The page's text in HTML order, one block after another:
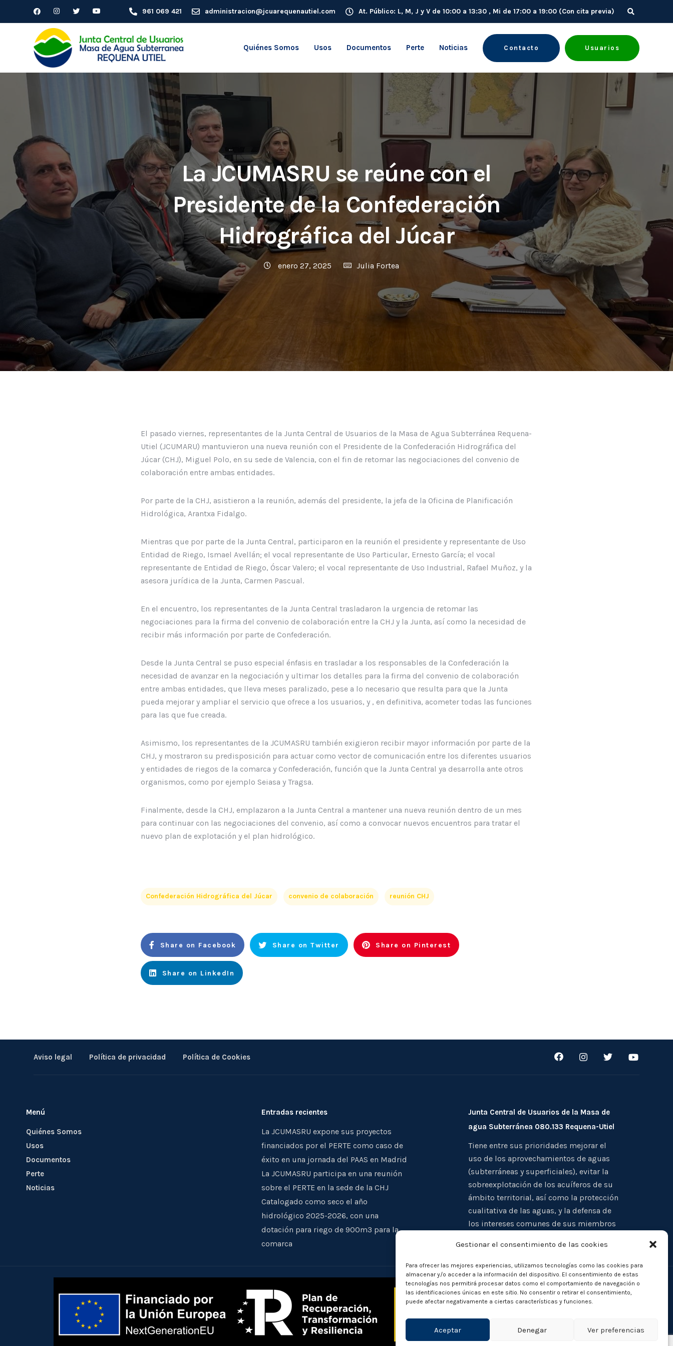
Gestionar el consentimiento de las cookies
Para ofrecer las mejores experiencias, utilizamos tecnologías como las cookies para
almacenar y/o acceder a la información del dispositivo. El consentimiento de estas
tecnologías nos permitirá procesar datos como el comportamiento de navegación o
las identificaciones únicas en este sitio. No consentir o retirar el consentimiento,
puede afectar negativamente a ciertas características y funciones.
Aceptar Denegar Ver preferencias
961 069 421 administracion@jcuarequenautiel.com At. Público: L, M, J y V de 10:00 a 13:30 , Mi de 17:00 a 19:00 (Con cita previa)
Quiénes Somos Usos Documentos Perte Noticias Contacto Usuarios
La JCUMASRU se reúne con el
Presidente de la Confederación
Hidrográfica del Júcar
enero 27, 2025 Julia Fortea
El pasado viernes, representantes de la Junta Central de Usuarios de la Masa de Agua Subterránea Requena-
Utiel (JCUMARU) mantuvieron una nueva reunión con el Presidente de la Confederación Hidrográfica del
Júcar (CHJ), Miguel Polo, en su sede de Valencia, con el fin de retomar las negociaciones del convenio de
colaboración entre ambas entidades.
Por parte de la CHJ, asistieron a la reunión, además del presidente, la jefa de la Oficina de Planificación
Hidrológica, Arantxa Fidalgo.
Mientras que por parte de la Junta Central, participaron en la reunión el presidente y representante de Uso
Entidad de Riego, Ismael Avellán; el vocal representante de Uso Particular, Ernesto García; el vocal
representante de Entidad de Riego, Óscar Valero; el vocal representante de Uso Industrial, Rafael Muñoz, y la
asesora jurídica de la Junta, Carmen Pascual.
En el encuentro, los representantes de la Junta Central trasladaron la urgencia de retomar las
negociaciones para la firma del convenio de colaboración entre la CHJ y la Junta, así como la necesidad de
recibir más información por parte de Confederación.
Desde la Junta Central se puso especial énfasis en trasladar a los responsables de la Confederación la
necesidad de avanzar en la negociación y ultimar los detalles para la firma del convenio de colaboración
entre ambas entidades, que lleva meses paralizado, pese a lo necesario que resulta para que la Junta
pueda mejorar y ampliar el servicio que ofrece a los usuarios, y , en definitiva, acometer todas las funciones
para las que fue creada.
Asimismo, los representantes de la JCUMASRU también exigieron recibir mayor información por parte de la
CHJ, y mostraron su predisposición para actuar como vector de comunicación entre los diferentes usuarios
y entidades de riegos de la comarca y Confederación, función que la Junta Central ya desarrolla ante otros
organismos, como por ejemplo Seiasa y Tragsa.
Finalmente, desde la CHJ, emplazaron a la Junta Central a mantener una nueva reunión dentro de un mes
para continuar con las negociaciones del convenio, así como a convocar nuevos encuentros para tratar el
nuevo plan de explotación y el plan hidrológico.
Confederación Hidrográfica del Júcar convenio de colaboración reunión CHJ
Share on Facebook Share on Twitter Share on Pinterest
Share on LinkedIn
Aviso legal Política de privacidad Política de Cookies
Menú
Quiénes Somos
Usos
Documentos
Perte
Noticias
Entradas recientes
La JCUMASRU expone sus proyectos
financiados por el PERTE como caso de
éxito en una jornada del PAAS en Madrid
La JCUMASRU participa en una reunión
sobre el PERTE en la sede de la CHJ
Catalogado como seco el año
hidrológico 2025-2026, con una
dotación para riego de 900m3 para la
comarca
Junta Central de Usuarios de la Masa de
agua Subterránea 080.133 Requena-Utiel
Tiene entre sus prioridades mejorar el
uso de los aprovechamientos de aguas
(subterráneas y superficiales), evitar la
sobreexplotación de los acuíferos de su
ámbito territorial, así como la protección
cualitativa de las aguas, y la defensa de
los intereses comunes de sus miembros